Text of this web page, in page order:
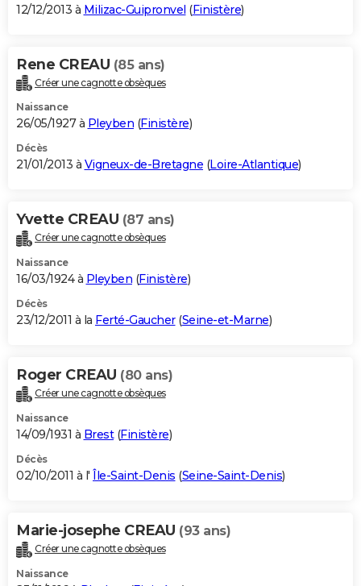
12/12/2013 à Milizac-Guipronvel (Finistère)
Rene CREAU (85 ans)
Créer une cagnotte obsèques
Naissance
26/05/1927 à Pleyben (Finistère)
Décès
21/01/2013 à Vigneux-de-Bretagne (Loire-Atlantique)
Yvette CREAU (87 ans)
Créer une cagnotte obsèques
Naissance
16/03/1924 à Pleyben (Finistère)
Décès
23/12/2011 à la Ferté-Gaucher(Seine-et-Marne)
Roger CREAU (80 ans)
Créer une cagnotte obsèques
Naissance
14/09/1931 à Brest(Finistère)
Décès
02/10/2011 à l' Île-Saint-Denis (Seine-Saint-Denis)
Marie-josephe CREAU (93 ans)
Créer une cagnotte obsèques
Naissance